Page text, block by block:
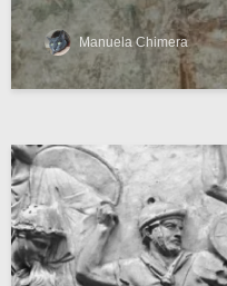
Manuela Chimera